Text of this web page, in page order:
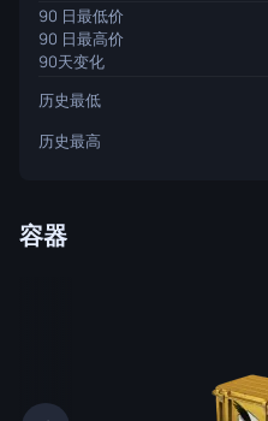
90 日最低价
90 日最高价
90天变化
历史最低
历史最高
容器